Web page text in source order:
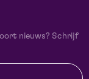
nieuws? Schrijf